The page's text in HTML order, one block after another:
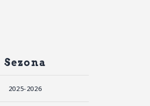
Sezona
2025-2026